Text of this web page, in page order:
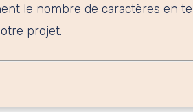
le nombre de caractères en
projet.